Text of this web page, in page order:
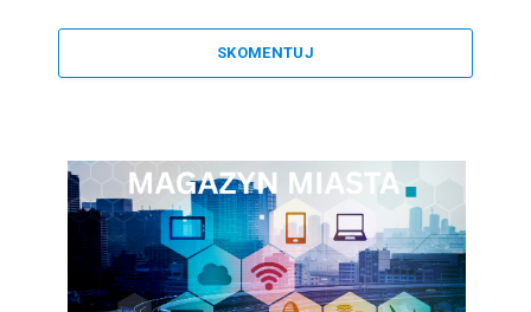
SKOMENTUJ